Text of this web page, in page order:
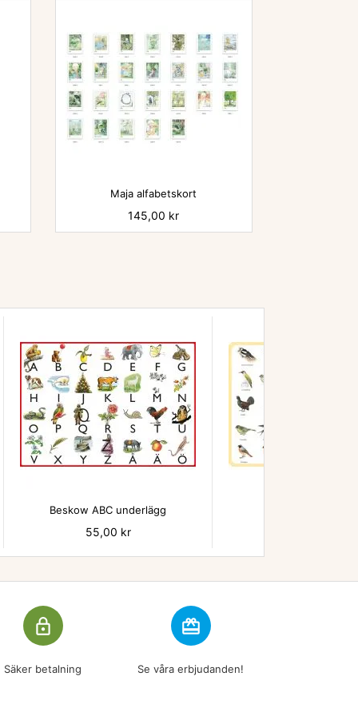

Maja alfabetskort
Pris
145,00 kr

Beskow ABC underlägg
Pris
55,00 kr
lock_outline
Säker betalning
redeem
Se våra erbjudanden!